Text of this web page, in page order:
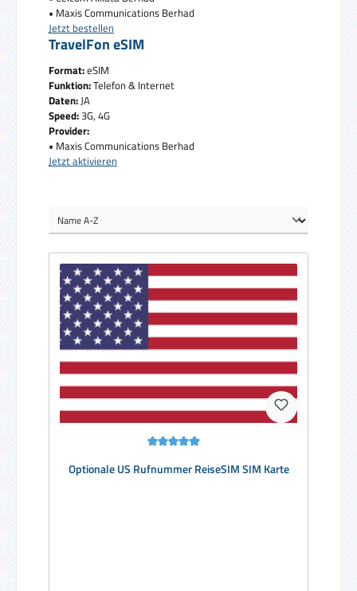
• Maxis Communications Berhad
Jetzt bestellen
TravelFon eSIM
Format:eSIM
Funktion:Telefon & Internet
Daten:JA
Speed:3G, 4G
Provider:
• Maxis Communications Berhad
Jetzt aktivieren
Optionale US Rufnummer ReiseSIM SIM Karte